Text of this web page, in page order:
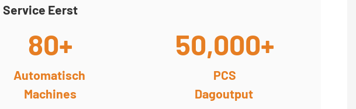
Eerst
80+
Automatisch
Machines
50,000+
PCS
Dagoutput